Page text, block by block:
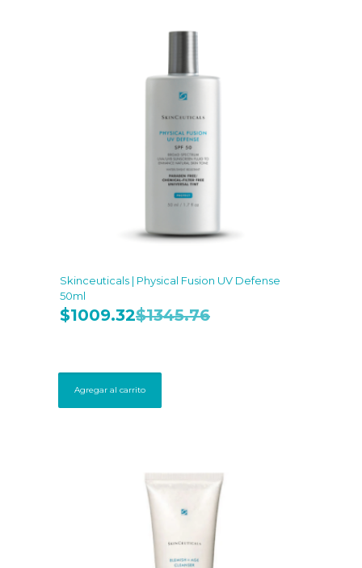
Skinceuticals | Physical Fusion UV Defense
50ml
$1009.32$1345.76
Agregar al carrito